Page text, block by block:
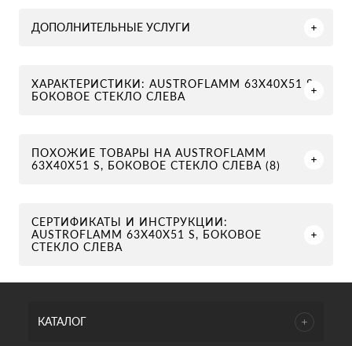
ДОПОЛНИТЕЛЬНЫЕ УСЛУГИ
ХАРАКТЕРИСТИКИ: AUSTROFLAMM 63X40X51 S,
БОКОВОЕ СТЕКЛО СЛЕВА
ПОХОЖИЕ ТОВАРЫ НА AUSTROFLAMM
63X40X51 S, БОКОВОЕ СТЕКЛО СЛЕВА (8)
СЕРТИФИКАТЫ И ИНСТРУКЦИИ:
AUSTROFLAMM 63X40X51 S, БОКОВОЕ
СТЕКЛО СЛЕВА
КАТАЛОГ